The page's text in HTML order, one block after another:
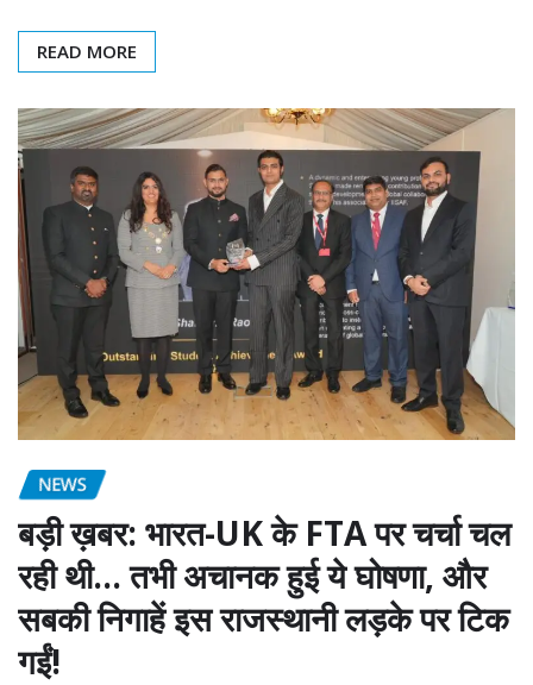
READ MORE
NEWS
बड़ी ख़बर: भारत-UK के FTA पर चर्चा चल
रही थी… तभी अचानक हुई ये घोषणा, और
सबकी निगाहें इस राजस्थानी लड़के पर टिक
गईं!